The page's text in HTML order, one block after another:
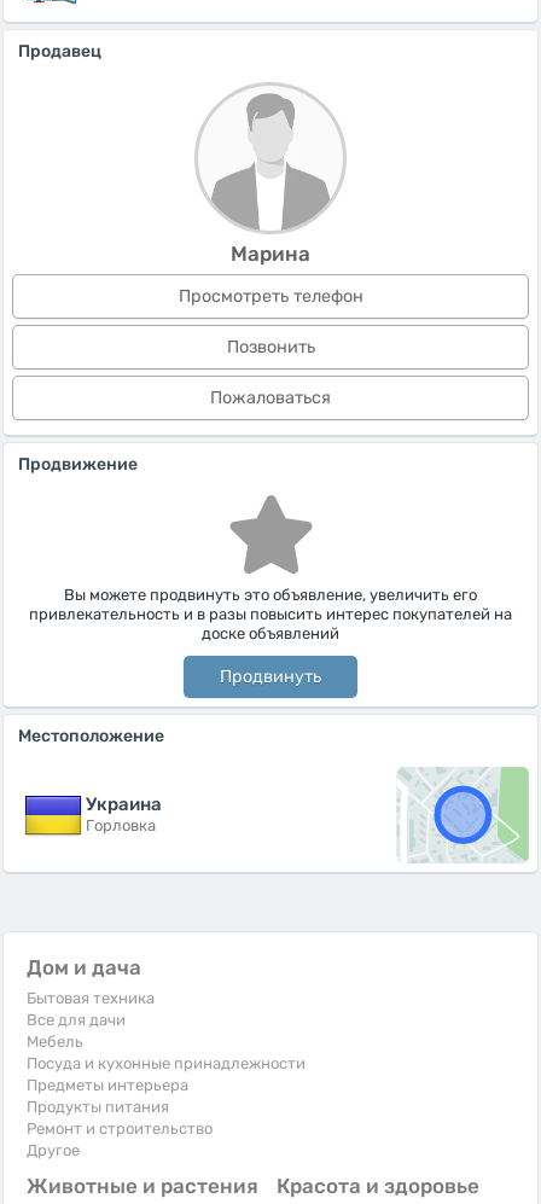
Продавец
Марина
Просмотреть телефон
Позвонить
Пожаловаться
Продвижение
Вы можете продвинуть это объявление, увеличить его
привлекательность и в разы повысить интерес покупателей на
доске объявлений
Продвинуть
Местоположение
Украина
Горловка
Дом и дача
Бытовая техника
Все для дачи
Мебель
Посуда и кухонные принадлежности
Предметы интерьера
Продукты питания
Ремонт и строительство
Другое
Животные и растения Красота и здоровье